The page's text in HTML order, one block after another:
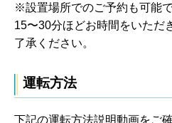
※設置場所でのご予約も可能
15〜30分ほどお時間をいただ
了承ください。
運転方法
下記の運転方法説明動画をご